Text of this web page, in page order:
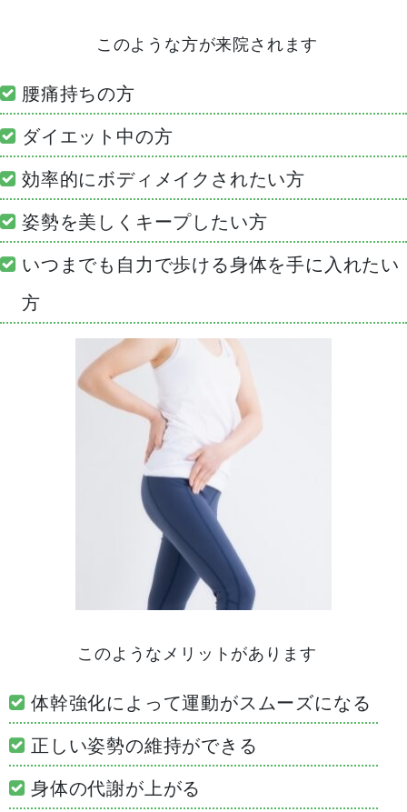
このような方が来院されます
腰痛持ちの方
ダイエット中の方
効率的にボディメイクされたい方
姿勢を美しくキープしたい方
いつまでも自力で歩ける身体を手に入れたい
方
このようなメリットがあります
体幹強化によって運動がスムーズになる
正しい姿勢の維持ができる
身体の代謝が上がる